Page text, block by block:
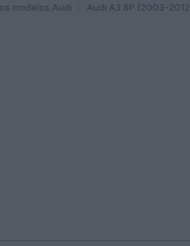
modelos Audi Audi A3 8P (2003-